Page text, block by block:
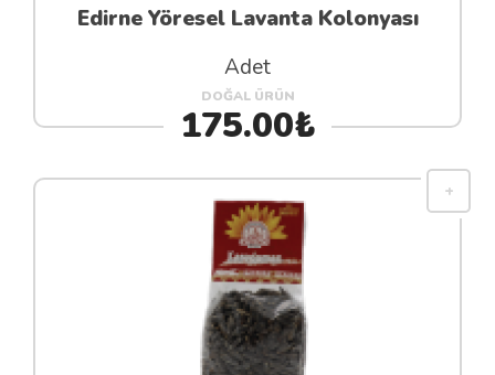
Edirne Yöresel Lavanta Kolonyası
Adet
DOĞAL ÜRÜN
175.00₺